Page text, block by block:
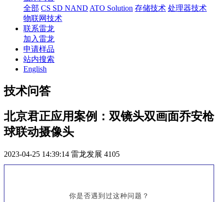
全部 CS SD NAND ATO Solution 存储技术 处理器技术
物联网技术
联系雷龙
加入雷龙
申请样品
站内搜索
English
技术问答
北京君正应用案例：双镜头双画面乔安枪
球联动摄像头
2023-04-25 14:39:14 雷龙发展 4105
你是否遇到过这种问题？